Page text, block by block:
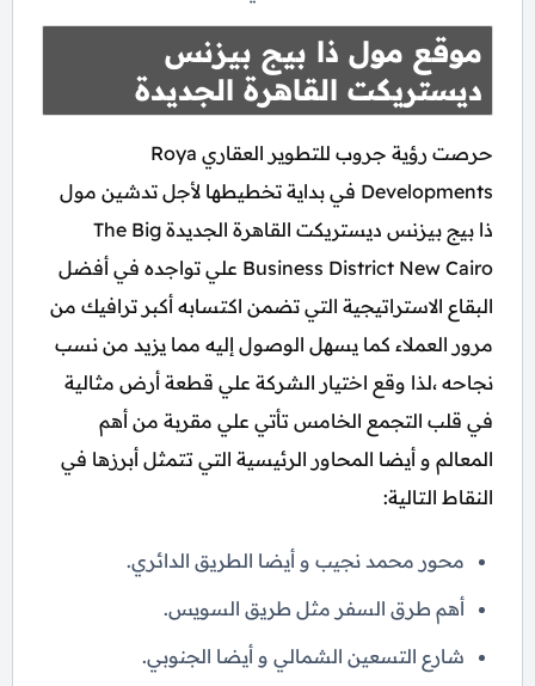
موقع مول ذا بيج بيزنس
ديستريكت القاهرة الجديدة
حرصت رؤية جروب للتطوير العقاري Roya
Developments في بداية تخطيطها لأجل تدشين مول
ذا بيج بيزنس ديستريكت القاهرة الجديدة The Big
Business District New Cairo علي تواجده في أفضل
البقاع الاستراتيجية التي تضمن اكتسابه أكبر ترافيك من
مرور العملاء كما يسهل الوصول إليه مما يزيد من نسب
نجاحه ،لذا وقع اختيار الشركة علي قطعة أرض مثالية
في قلب التجمع الخامس تأتي علي مقربة من أهم
المعالم و أيضا المحاور الرئيسية التي تتمثل أبرزها في
النقاط التالية:
محور محمد نجيب و أيضا الطريق الدائري.
أهم طرق السفر مثل طريق السويس.
شارع التسعين الشمالي و أيضا الجنوبي.